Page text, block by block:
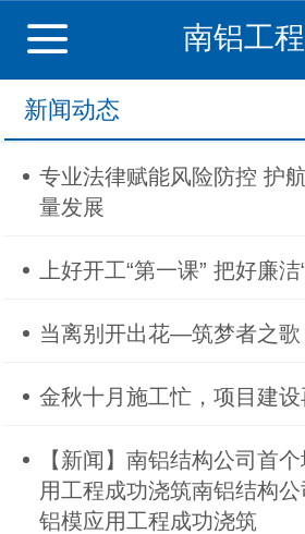
南铝工程
新闻动态
专业法律赋能风险防控 护
量发展
上好开工“第一课” 把好廉洁
当离别开出花—筑梦者之歌
金秋十月施工忙，项目建设
【新闻】南铝结构公司首
用工程成功浇筑南铝结构
铝模应用工程成功浇筑